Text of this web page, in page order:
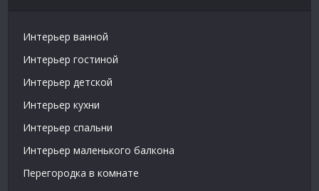
Интерьер ванной
Интерьер гостиной
Интерьер детской
Интерьер кухни
Интерьер спальни
Интерьер маленького балкона
Перегородка в комнате